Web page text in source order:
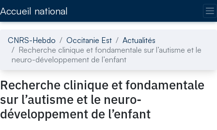
Accueil national
CNRS-Hebdo Occitanie Est
Actualités
Recherche clinique et fondamentale sur l’autisme et le
neuro-développement de l’enfant
Recherche clinique et fondamentale
sur l’autisme et le neuro-
développement de l’enfant